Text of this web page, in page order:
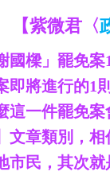
【紫微君〈
國樑」罷免
即將進行的
這一件罷免
文章類別，
市民，其次